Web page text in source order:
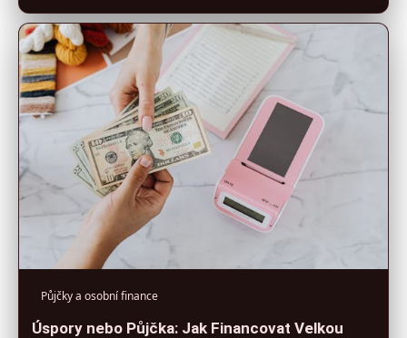
Půjčky a osobní finance
Úspory nebo Půjčka: Jak Financovat Velkou